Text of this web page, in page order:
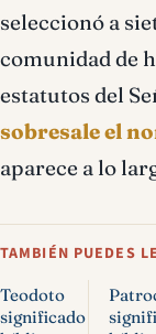
seleccionó a
comunidad de
estatutos del
sobresale el
aparece a lo
TAMBIÉN PUEDES
Teodoto
significado